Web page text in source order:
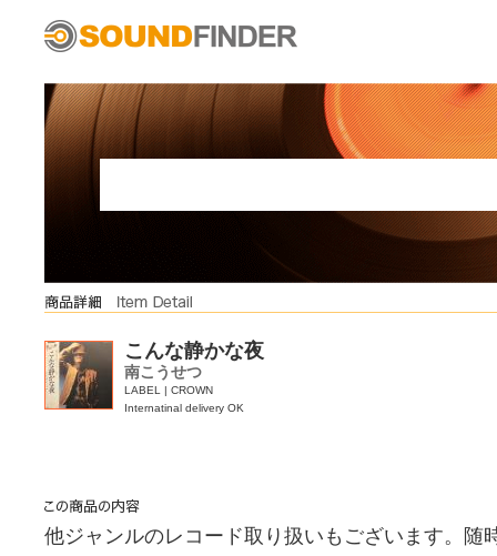
こんな静かな夜
南こうせつ
LABEL | CROWN
Internatinal delivery OK
他ジャンルのレコード取り扱いもございます。随